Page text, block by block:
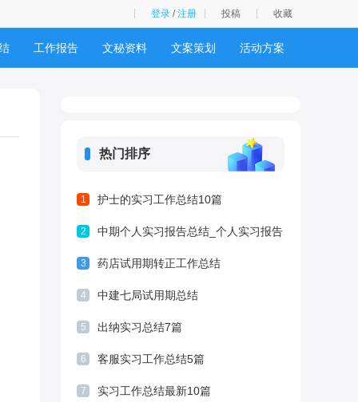
登录 /注册 投稿 收藏
工作报告 文秘资料 文案策划 活动方案
热门排序
1 护士的实习工作总结10篇
2
中期个人实习报告总结_个人实习报告
总结
3 药店试用期转正工作总结
4 中建七局试用期总结
5 出纳实习总结7篇
6 客服实习工作总结5篇
7 实习工作总结最新10篇